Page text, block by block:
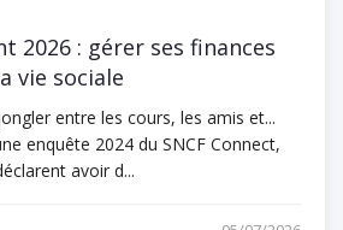
2026 : gérer ses finances
vie sociale
entre les cours, les amis et...
enquête 2024 du SNCF Connect,
avoir d...